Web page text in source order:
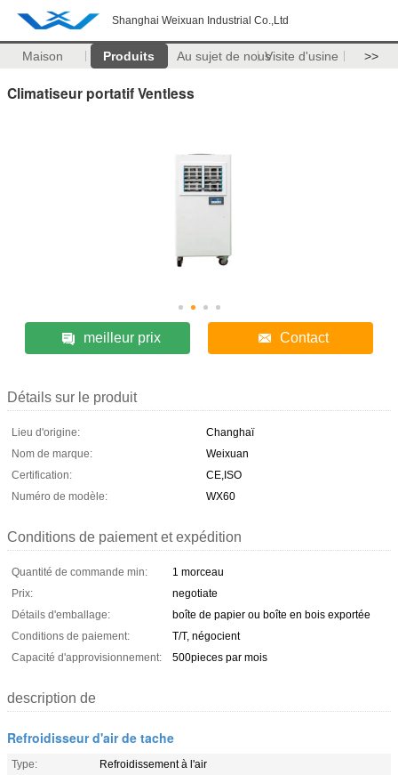
Shanghai Weixuan Industrial Co.,Ltd
Maison Produits Au sujet de nousVisite d'usine >>
Climatiseur portatif Ventless
meilleur prix Contact
Détails sur le produit
Lieu d'origine:
Changhaï
Nom de marque:
Weixuan
Certification:
CE,ISO
Numéro de modèle:
WX60
Conditions de paiement et expédition
Quantité de commande min:
1 morceau
Prix:
negotiate
Détails d'emballage:
boîte de papier ou boîte en bois exportée
Conditions de paiement:
T/T, négocient
Capacité d'approvisionnement:
500pieces par mois
description de
Refroidisseur d'air de tache
Type:
Refroidissement à l'air